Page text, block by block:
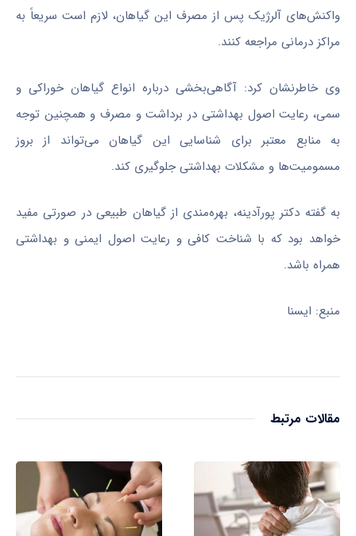
واکنش‌های آلرژیک پس از مصرف این گیاهان، لازم است سریعاً به
مراکز درمانی مراجعه کنند.
وی خاطرنشان کرد: آگاهی‌بخشی درباره انواع گیاهان خوراکی و
سمی، رعایت اصول بهداشتی در برداشت و مصرف و همچنین توجه
به منابع معتبر برای شناسایی این گیاهان می‌تواند از بروز
مسمومیت‌ها و مشکلات بهداشتی جلوگیری کند.
به گفته دکتر پورآدینه، بهره‌مندی از گیاهان طبیعی در صورتی مفید
خواهد بود که با شناخت کافی و رعایت اصول ایمنی و بهداشتی
همراه باشد.
منبع: ایسنا
مقالات مرتبط